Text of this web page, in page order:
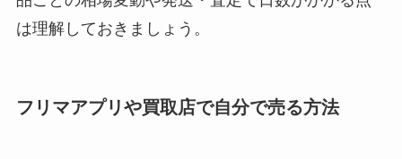
は理解しておきましょう。
フリマアプリや買取店で自分で売る方法